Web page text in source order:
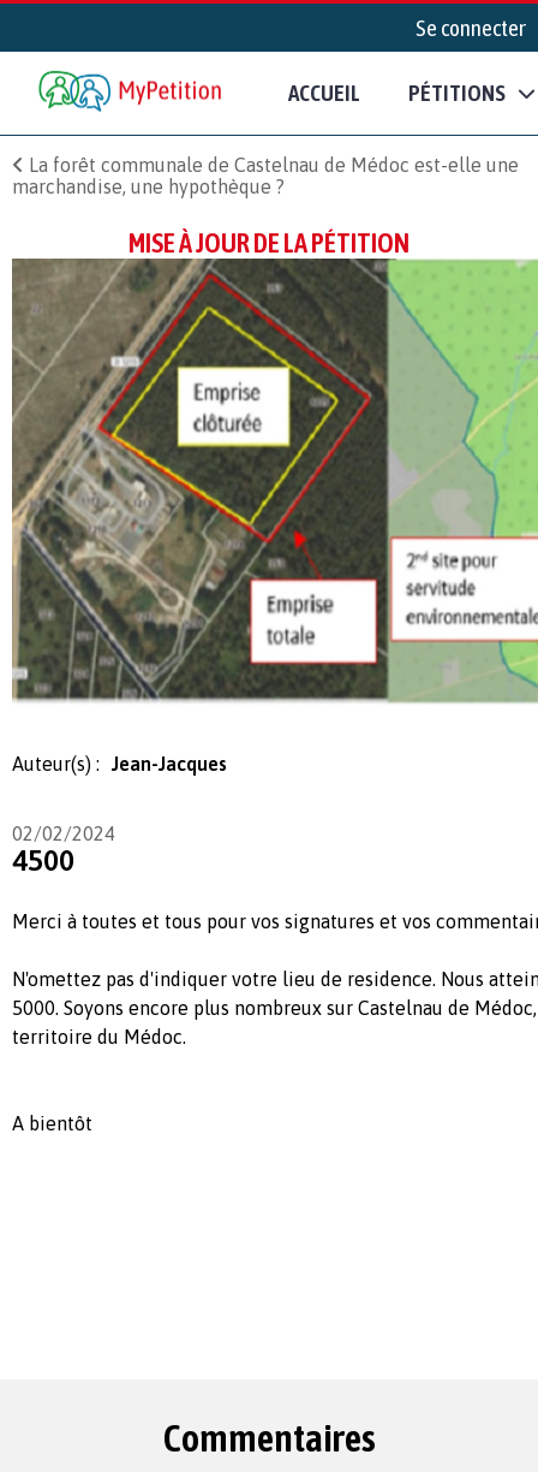
Se connecter
ACCUEIL PÉTITIONS
La forêt communale de Castelnau de Médoc est-elle une
marchandise, une hypothèque ?
MISE À JOUR DE LA PÉTITION
Auteur(s) : Jean-Jacques
02/02/2024
4500
Merci à toutes et tous pour vos signatures et vos
N'omettez pas d'indiquer votre lieu de residence. Nous
5000. Soyons encore plus nombreux sur Castelnau de
territoire du Médoc.
A bientôt
Commentaires